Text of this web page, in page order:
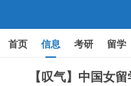
首页 信息 考研 留学
家庭教育
【叹气】中国女